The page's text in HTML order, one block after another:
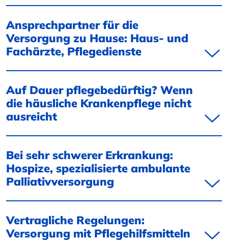
Ansprechpartner für die
Versorgung zu Hause: Haus- und
Fachärzte, Pflegedienste
Auf Dauer pflegebedürftig? Wenn
die häusliche Krankenpflege nicht
ausreicht
Bei sehr schwerer Erkrankung:
Hospize, spezialisierte ambulante
Palliativversorgung
Vertragliche Regelungen:
Versorgung mit Pflegehilfsmitteln